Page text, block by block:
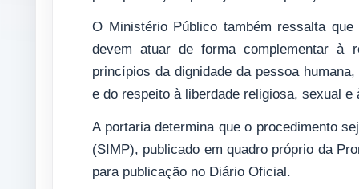
O Ministério Público também ressalta
devem atuar de forma complementar à
princípios da dignidade da pessoa
e do respeito à liberdade religiosa, sexual e
A portaria determina que o procedimento
(SIMP), publicado em quadro próprio da
para publicação no Diário Oficial.